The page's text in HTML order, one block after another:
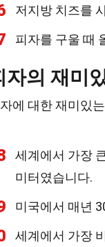
저지방 치즈를
피자를 구울 때
자의 재미
에 대한 재미있
세계에서 가장
미터였습니다.
미국에서 매년
세계에서 가장